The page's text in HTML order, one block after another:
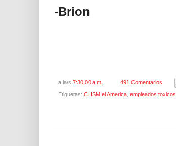
-Brion
a la/s 7:30:00 a.m. 491 Comentarios
Etiquetas: CHSM el America empleados toxicos